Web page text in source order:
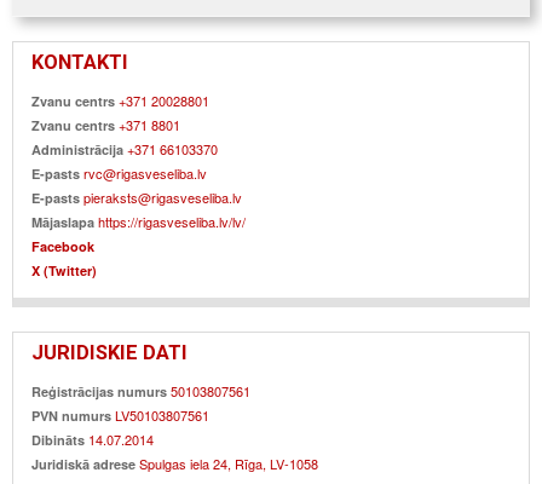
KONTAKTI
Zvanu centrs +371 20028801
Zvanu centrs +371 8801
Administrācija +371 66103370
E-pasts rvc@rigasveseliba.lv
E-pasts pieraksts@rigasveseliba.lv
Mājaslapa https://rigasveseliba.lv/lv/
Facebook
X (Twitter)
JURIDISKIE DATI
Reģistrācijas numurs 50103807561
PVN numurs LV50103807561
Dibināts 14.07.2014
Juridiskā adrese Spulgas iela 24, Rīga, LV-1058